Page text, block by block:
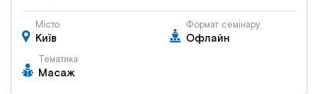
Місто
Київ
Формат семінару
Офлайн
Тематика
Масаж